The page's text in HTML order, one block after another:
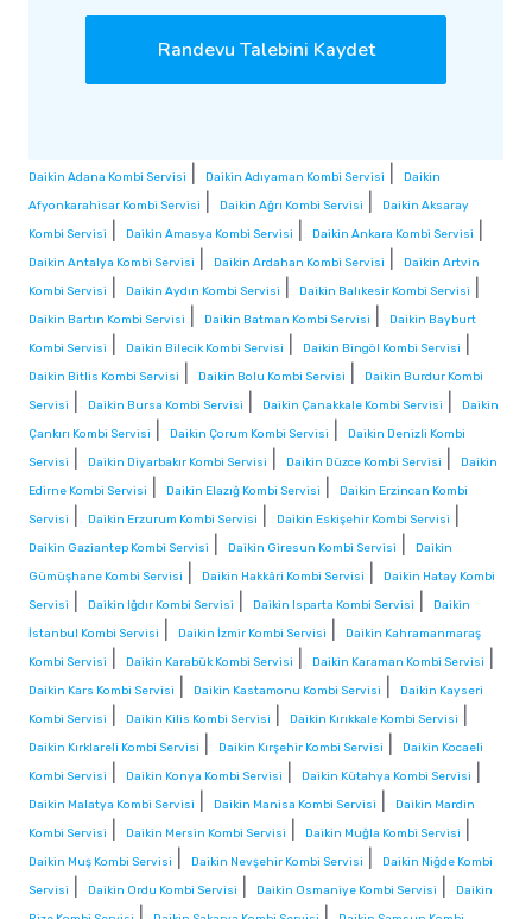
Randevu Talebini Kaydet
Daikin Adana Kombi Servisi Daikin Adıyaman Kombi Servisi
Daikin
Afyonkarahisar Kombi Servisi
Daikin Ağrı Kombi Servisi
Daikin Aksaray
Kombi Servisi
Daikin Amasya Kombi Servisi Daikin Ankara Kombi Servisi
Daikin Antalya Kombi Servisi Daikin Ardahan Kombi Servisi
Daikin Artvin
Kombi Servisi
Daikin Aydın Kombi Servisi Daikin Balıkesir Kombi Servisi
Daikin Bartın Kombi Servisi Daikin Batman Kombi Servisi
Daikin Bayburt
Kombi Servisi
Daikin Bilecik Kombi Servisi Daikin Bingöl Kombi Servisi
Daikin Bitlis Kombi Servisi Daikin Bolu Kombi Servisi
Daikin Burdur Kombi
Servisi
Daikin Bursa Kombi Servisi Daikin Çanakkale Kombi Servisi
Daikin
Çankırı Kombi Servisi
Daikin Çorum Kombi Servisi
Daikin Denizli Kombi
Servisi
Daikin Diyarbakır Kombi Servisi Daikin Düzce Kombi Servisi
Daikin
Edirne Kombi Servisi
Daikin Elazığ Kombi Servisi
Daikin Erzincan Kombi
Servisi
Daikin Erzurum Kombi Servisi Daikin Eskişehir Kombi Servisi
Daikin Gaziantep Kombi Servisi Daikin Giresun Kombi Servisi
Daikin
Gümüşhane Kombi Servisi
Daikin Hakkâri Kombi Servisi
Daikin Hatay Kombi
Servisi
Daikin Iğdır Kombi Servisi Daikin Isparta Kombi Servisi
Daikin
İstanbul Kombi Servisi
Daikin İzmir Kombi Servisi
Daikin Kahramanmaraş
Kombi Servisi
Daikin Karabük Kombi Servisi Daikin Karaman Kombi Servisi
Daikin Kars Kombi Servisi Daikin Kastamonu Kombi Servisi
Daikin Kayseri
Kombi Servisi
Daikin Kilis Kombi Servisi Daikin Kırıkkale Kombi Servisi
Daikin Kırklareli Kombi Servisi Daikin Kırşehir Kombi Servisi
Daikin Kocaeli
Kombi Servisi
Daikin Konya Kombi Servisi Daikin Kütahya Kombi Servisi
Daikin Malatya Kombi Servisi Daikin Manisa Kombi Servisi
Daikin Mardin
Kombi Servisi
Daikin Mersin Kombi Servisi Daikin Muğla Kombi Servisi
Daikin Muş Kombi Servisi Daikin Nevşehir Kombi Servisi
Daikin Niğde Kombi
Servisi
Daikin Ordu Kombi Servisi Daikin Osmaniye Kombi Servisi
Daikin